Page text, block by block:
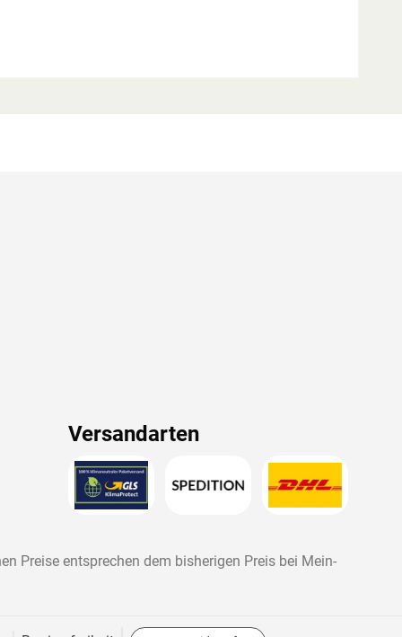
Versandarten
Preise entsprechen dem bisherigen Preis bei Mein-